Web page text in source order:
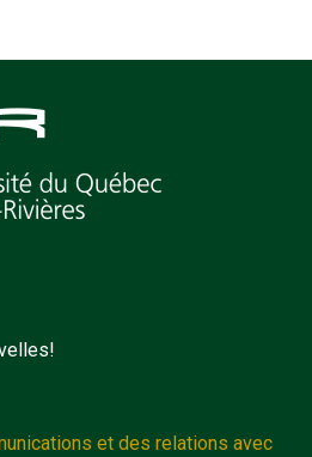
et des relations avec